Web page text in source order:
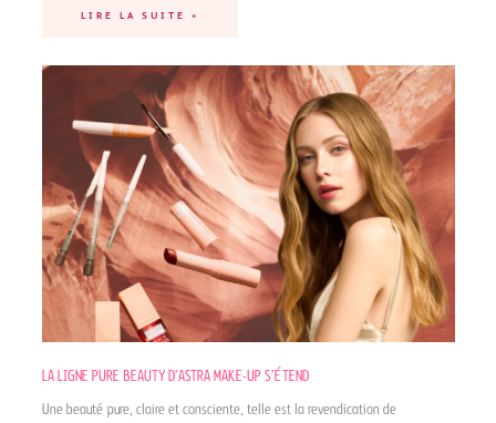
LIRE LA SUITE »
LA LIGNE PURE BEAUTY D’ASTRA MAKE-UP S’ÉTEND
Une beauté pure, claire et consciente, telle est la revendication de